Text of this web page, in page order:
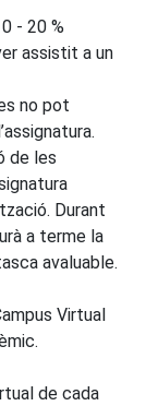
- 20 %
assistit a un
no pot
de les
Durant
a terme la
avaluable.
Virtual
de cada